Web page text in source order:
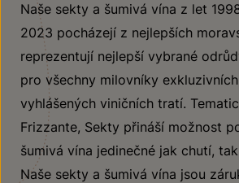
Naše sekty a šumivá vína z let
2023 pocházejí z nejlepších
reprezentují nejlepší vybrané
pro všechny milovníky
vyhlášených viničních tratí.
Frizzante, Sekty přináší možnost
šumivá vína jedinečné jak chutí,
Naše sekty a šumivá vína jsou